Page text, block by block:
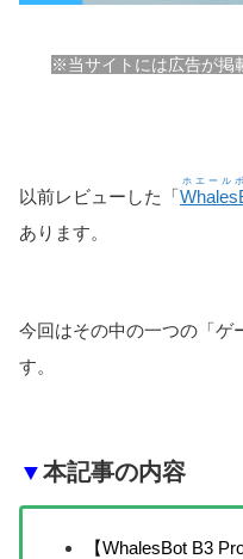
※当サイトには広告が掲
以前レビューした「
ホエール
あります。
今回はその中の一つの「ゲ
す。
▼本記事の内容
【WhalesBot B3